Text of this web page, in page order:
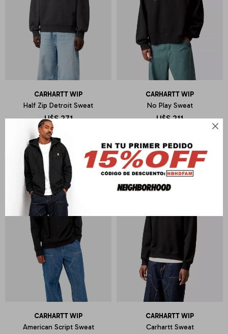

CARHARTT WIP
Half Zip Detroit Sweat
U$S 271
CARHARTT WIP
No Play Sweat
U$S 211
CARHARTT WIP
American Script Sweat
CARHARTT WIP
Carhartt Sweat